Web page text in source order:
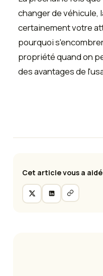
changer de véhicule,
certainement votre
pourquoi
propriété quand on
des avantages de
Cet article vous a aidé